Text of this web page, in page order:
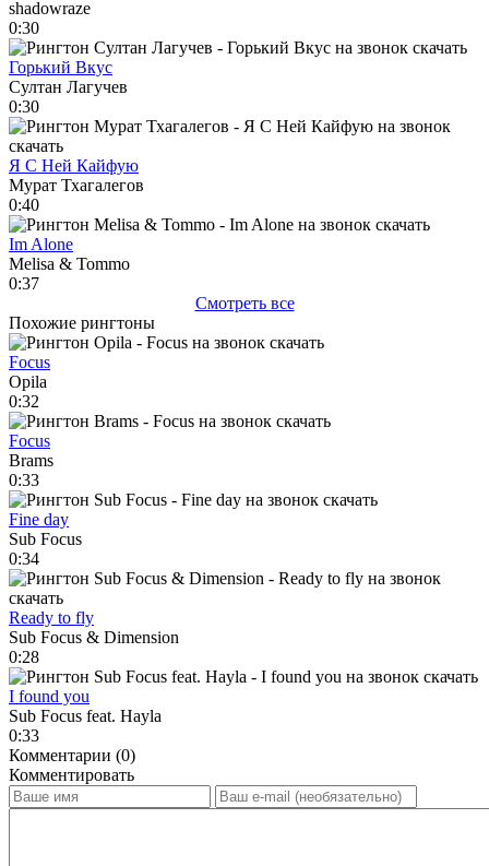
shadowraze
0:30
Горький Вкус
Султан Лагучев
0:30
Я С Ней Кайфую
Мурат Тхагалегов
0:40
Im Alone
Melisa & Tommo
0:37
Смотреть все
Похожие рингтоны
Focus
Opila
0:32
Focus
Brams
0:33
Fine day
Sub Focus
0:34
Ready to fly
Sub Focus & Dimension
0:28
I found you
Sub Focus feat. Hayla
0:33
Комментарии (0)
Комментировать